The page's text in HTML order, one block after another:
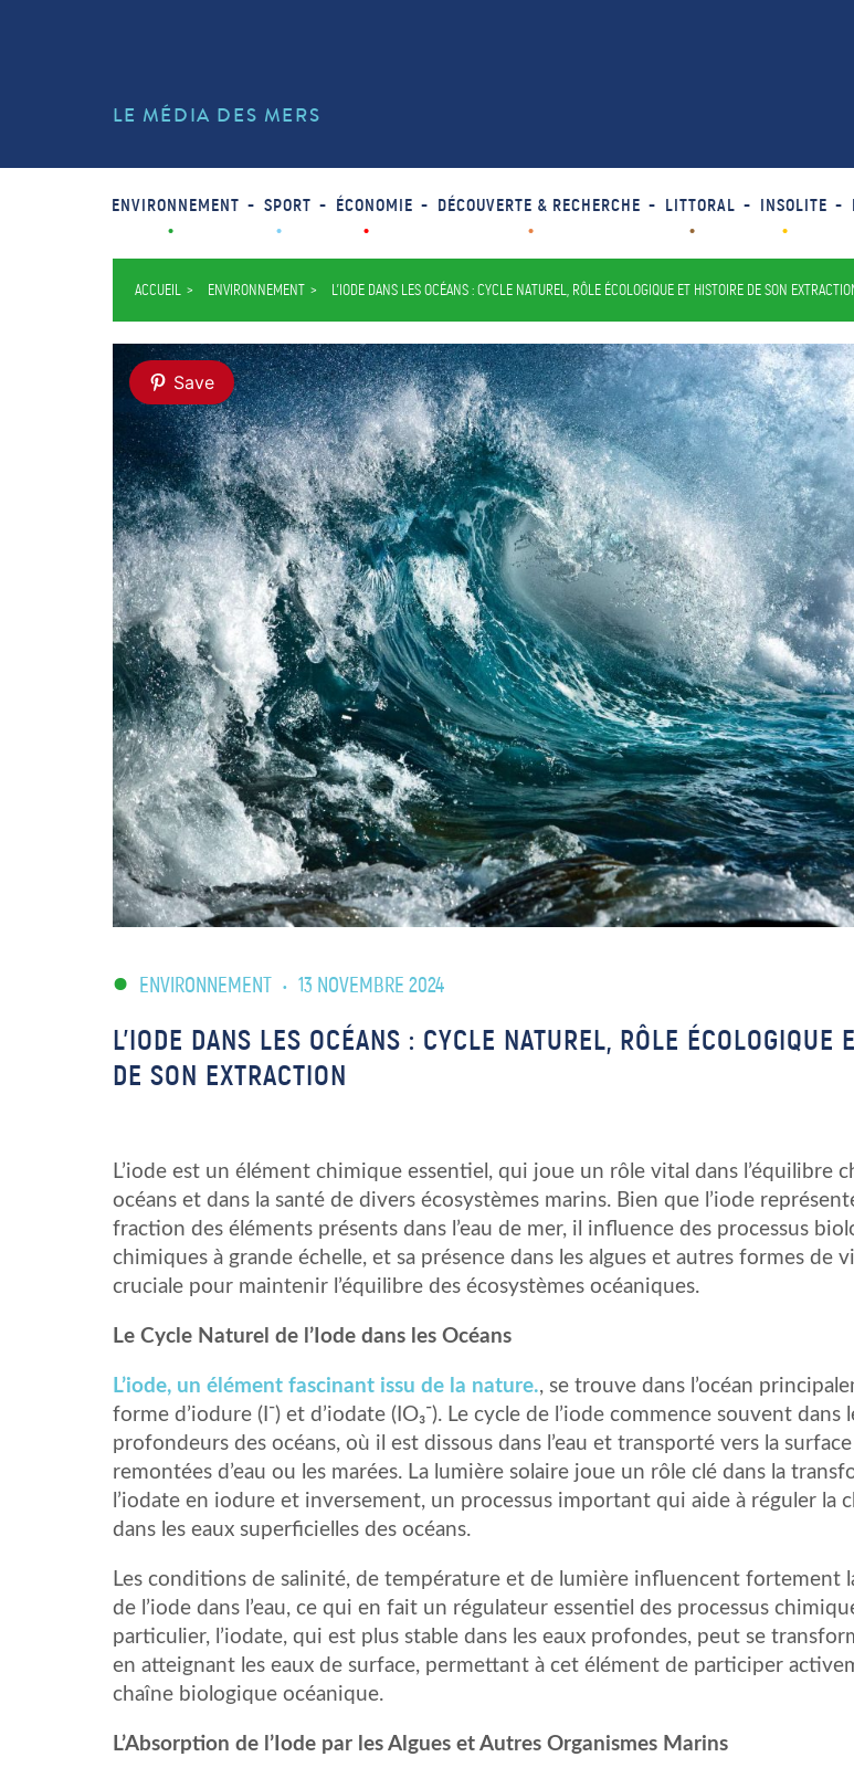
LE MÉDIA DES MERS
ENVIRONNEMENT SPORT ÉCONOMIE DÉCOUVERTE & RECHERCHE LITTORAL INSOLITE
ACCUEIL ENVIRONNEMENT L’IODE DANS LES OCÉANS : CYCLE NATUREL, RÔLE ÉCOLOGIQUE ET HISTOIRE DE SON
Save
ENVIRONNEMENT • 13 NOVEMBRE 2024
L’IODE DANS LES OCÉANS : CYCLE NATUREL, RÔLE ÉCOLOGIQUE
DE SON EXTRACTION
L’iode est un élément chimique essentiel, qui joue un rôle vital dans l’équilibre
océans et dans la santé de divers écosystèmes marins. Bien que l’iode
fraction des éléments présents dans l’eau de mer, il influence des processus
chimiques à grande échelle, et sa présence dans les algues et autres formes de
cruciale pour maintenir l’équilibre des écosystèmes océaniques.
Le Cycle Naturel de l’Iode dans les Océans
L’iode, un élément fascinant issu de la nature., se trouve dans l’océan
forme d’iodure (I⁻) et d’iodate (IO₃⁻). Le cycle de l’iode commence souvent dans
profondeurs des océans, où il est dissous dans l’eau et transporté vers la
remontées d’eau ou les marées. La lumière solaire joue un rôle clé dans la
l’iodate en iodure et inversement, un processus important qui aide à réguler la
dans les eaux superficielles des océans.
Les conditions de salinité, de température et de lumière influencent fortement
de l’iode dans l’eau, ce qui en fait un régulateur essentiel des processus
particulier, l’iodate, qui est plus stable dans les eaux profondes, peut se
en atteignant les eaux de surface, permettant à cet élément de participer
chaîne biologique océanique.
L’Absorption de l’Iode par les Algues et Autres Organismes Marins